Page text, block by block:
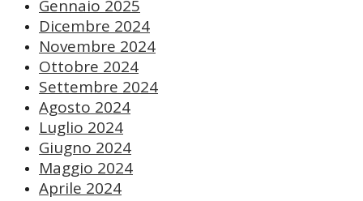
Gennaio 2025
Dicembre 2024
Novembre 2024
Ottobre 2024
Settembre 2024
Agosto 2024
Luglio 2024
Giugno 2024
Maggio 2024
Aprile 2024